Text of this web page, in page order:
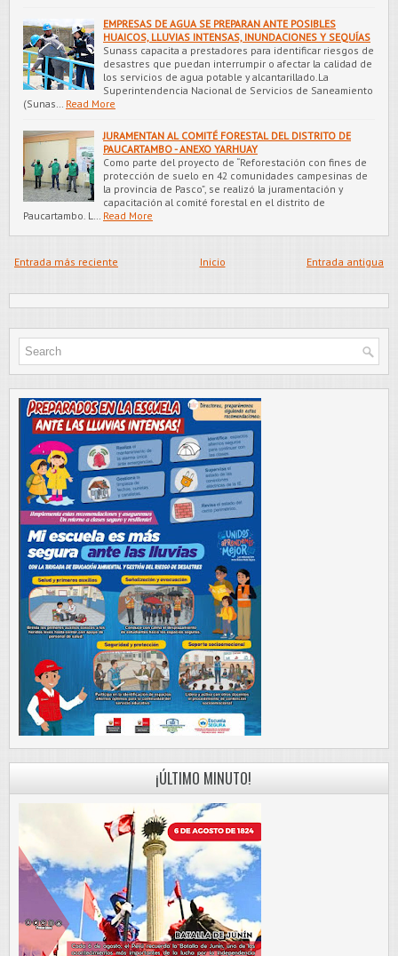
EMPRESAS DE AGUA SE PREPARAN ANTE POSIBLES
HUAICOS, LLUVIAS INTENSAS, INUNDACIONES Y SEQUÍAS
Sunass capacita a prestadores para identificar riesgos de
desastres que puedan interrumpir o afectar la calidad de
los servicios de agua potable y alcantarillado.La
Superintendencia Nacional de Servicios de Saneamiento
(Sunas…
Read More
JURAMENTAN AL COMITÉ FORESTAL DEL DISTRITO DE
PAUCARTAMBO - ANEXO YARHUAY
Como parte del proyecto de “Reforestación con fines de
protección de suelo en 42 comunidades campesinas de
la provincia de Pasco”, se realizó la juramentación y
capacitación al comité forestal en el distrito de
Paucartambo. L…
Read More
Entrada más reciente Entrada antigua
Inicio
¡ÚLTIMO MINUTO!